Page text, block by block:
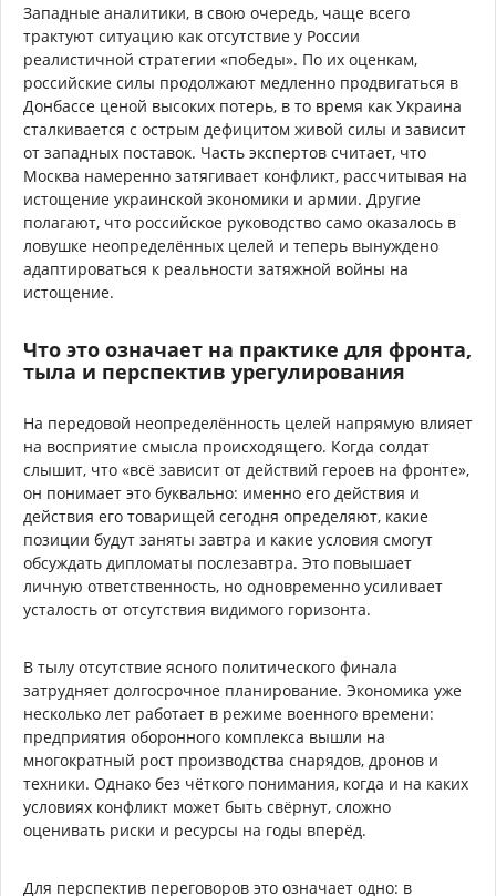
Западные аналитики, в свою очередь, чаще всего
трактуют ситуацию как отсутствие у России
реалистичной стратегии «победы». По их оценкам,
российские силы продолжают медленно продвигаться в
Донбассе ценой высоких потерь, в то время как Украина
сталкивается с острым дефицитом живой силы и зависит
от западных поставок. Часть экспертов считает, что
Москва намеренно затягивает конфликт, рассчитывая на
истощение украинской экономики и армии. Другие
полагают, что российское руководство само оказалось в
ловушке неопределённых целей и теперь вынуждено
адаптироваться к реальности затяжной войны на
истощение.
Что это означает на практике для фронта,
тыла и перспектив урегулирования
На передовой неопределённость целей напрямую влияет
на восприятие смысла происходящего. Когда солдат
слышит, что «всё зависит от действий героев на фронте»,
он понимает это буквально: именно его действия и
действия его товарищей сегодня определяют, какие
позиции будут заняты завтра и какие условия смогут
обсуждать дипломаты послезавтра. Это повышает
личную ответственность, но одновременно усиливает
усталость от отсутствия видимого горизонта.
В тылу отсутствие ясного политического финала
затрудняет долгосрочное планирование. Экономика уже
несколько лет работает в режиме военного времени:
предприятия оборонного комплекса вышли на
многократный рост производства снарядов, дронов и
техники. Однако без чёткого понимания, когда и на каких
условиях конфликт может быть свёрнут, сложно
оценивать риски и ресурсы на годы вперёд.
Для перспектив переговоров это означает одно: в